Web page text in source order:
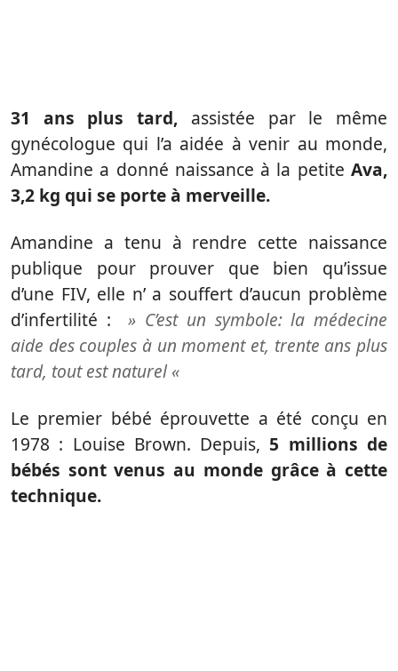
31 ans plus tard, assistée par le même
gynécologue qui l’a aidée à venir au monde,
Amandine a donné naissance à la petite Ava,
3,2 kg qui se porte à merveille.
Amandine a tenu à rendre cette naissance
publique pour prouver que bien qu’issue
d’une FIV, elle n’ a souffert d’aucun problème
d’infertilité : » C’est un symbole: la médecine
aide des couples à un moment et, trente ans plus
tard, tout est naturel «
Le premier bébé éprouvette a été conçu en
1978 : Louise Brown. Depuis, 5 millions de
bébés sont venus au monde grâce à cette
technique.